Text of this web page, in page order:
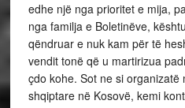
edhe një nga prioritet e mija,
nga familja e Boletinëve,
qëndruar e nuk kam për të
vendit tonë që u martirizua
çdo kohe. Sot ne si
shqiptare në Kosovë, kemi